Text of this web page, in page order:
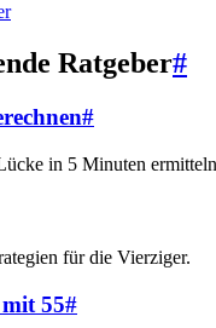
Ratgeber#
#
in 5 Minuten
für die Vierziger.
55#